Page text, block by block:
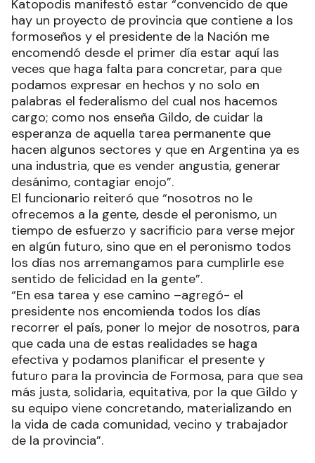
Katopodis manifestó estar “convencido de que
hay un proyecto de provincia que contiene a los
formoseños y el presidente de la Nación me
encomendó desde el primer día estar aquí las
veces que haga falta para concretar, para que
podamos expresar en hechos y no solo en
palabras el federalismo del cual nos hacemos
cargo; como nos enseña Gildo, de cuidar la
esperanza de aquella tarea permanente que
hacen algunos sectores y que en Argentina ya es
una industria, que es vender angustia, generar
desánimo, contagiar enojo”.
El funcionario reiteró que “nosotros no le
ofrecemos a la gente, desde el peronismo, un
tiempo de esfuerzo y sacrificio para verse mejor
en algún futuro, sino que en el peronismo todos
los días nos arremangamos para cumplirle ese
sentido de felicidad en la gente”.
“En esa tarea y ese camino –agregó- el
presidente nos encomienda todos los días
recorrer el país, poner lo mejor de nosotros, para
que cada una de estas realidades se haga
efectiva y podamos planificar el presente y
futuro para la provincia de Formosa, para que sea
más justa, solidaria, equitativa, por la que Gildo y
su equipo viene concretando, materializando en
la vida de cada comunidad, vecino y trabajador
de la provincia”.